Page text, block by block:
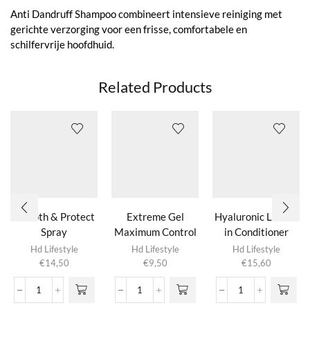
Anti Dandruff Shampoo combineert intensieve reiniging met
gerichte verzorging voor een frisse, comfortabele en
schilfervrije hoofdhuid.
Related Products
Smooth & Protect
Spray
Hd Lifestyle
€14,50
Smooth
Extreme Gel
Maximum Control
Hd Lifestyle
€9,50
Extreme
Hyaluronic Leave-
in Conditioner
Hd Lifestyle
€15,60
Hyaluronic